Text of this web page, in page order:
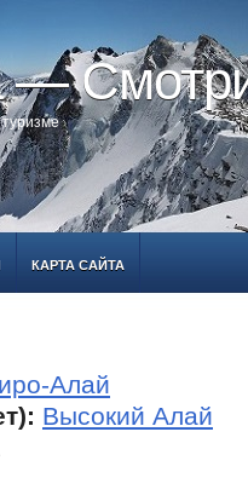
—
КАРТА САЙТА
Алай
Высокий Алай